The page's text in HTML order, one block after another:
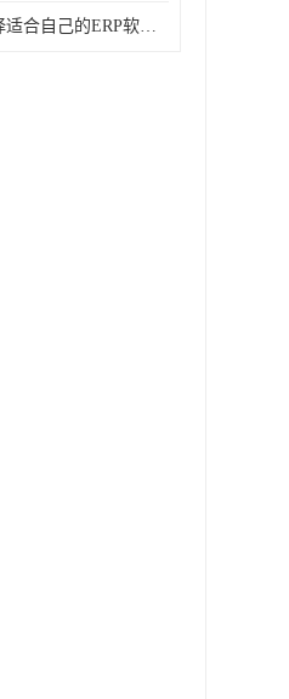
如何选择适合自己的ERP软件？北京奥维奥